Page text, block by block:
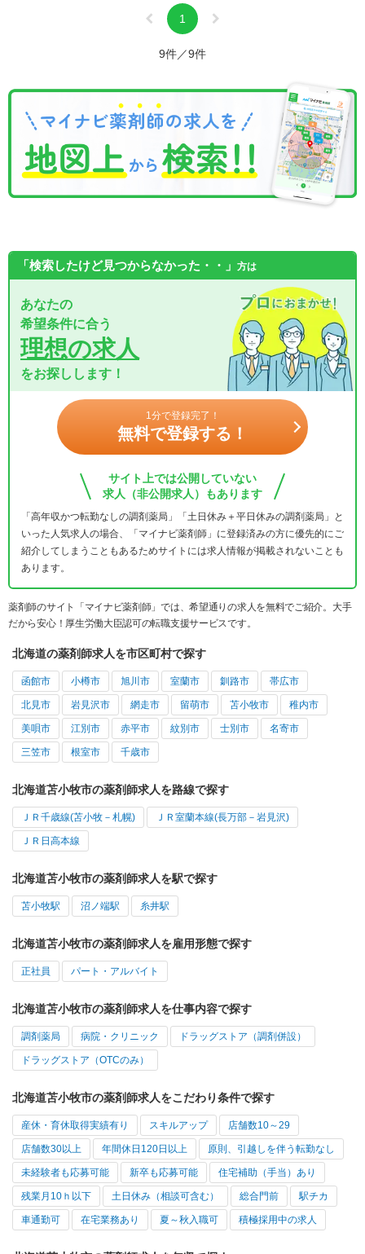
1
9件／9件
「検索したけど見つからなかった・・」 方は
あなたの
希望条件に合う
理想の求人
をお探しします！
1分で登録完了！
無料で登録する！
サイト上では公開していない
求人（非公開求人）もあります
「高年収かつ転勤なしの調剤薬局」「土日休み＋平日休みの調剤薬局」と
いった人気求人の場合、「マイナビ薬剤師」に登録済みの方に優先的にご
紹介してしまうこともあるためサイトには求人情報が掲載されないことも
あります。
薬剤師のサイト「マイナビ薬剤師」では、希望通りの求人を無料でご紹介。大手
だから安心！厚生労働大臣認可の転職支援サービスです。
北海道の薬剤師求人を市区町村で探す
函館市 小樽市 旭川市 室蘭市 釧路市 帯広市
北見市 岩見沢市 網走市 留萌市 苫小牧市 稚内市
美唄市 江別市 赤平市 紋別市 士別市 名寄市
三笠市 根室市 千歳市
北海道苫小牧市の薬剤師求人を路線で探す
ＪＲ千歳線(苫小牧－札幌) ＪＲ室蘭本線(長万部－岩見沢)
ＪＲ日高本線
北海道苫小牧市の薬剤師求人を駅で探す
苫小牧駅 沼ノ端駅 糸井駅
北海道苫小牧市の薬剤師求人を雇用形態で探す
正社員 パート・アルバイト
北海道苫小牧市の薬剤師求人を仕事内容で探す
調剤薬局 病院・クリニック ドラッグストア（調剤併設）
ドラッグストア（OTCのみ）
北海道苫小牧市の薬剤師求人をこだわり条件で探す
産休・育休取得実績有り スキルアップ 店舗数10～29
店舗数30以上 年間休日120日以上 原則、引越しを伴う転勤なし
未経験者も応募可能 新卒も応募可能 住宅補助（手当）あり
残業月10ｈ以下 土日休み（相談可含む） 総合門前 駅チカ
車通勤可 在宅業務あり 夏～秋入職可 積極採用中の求人